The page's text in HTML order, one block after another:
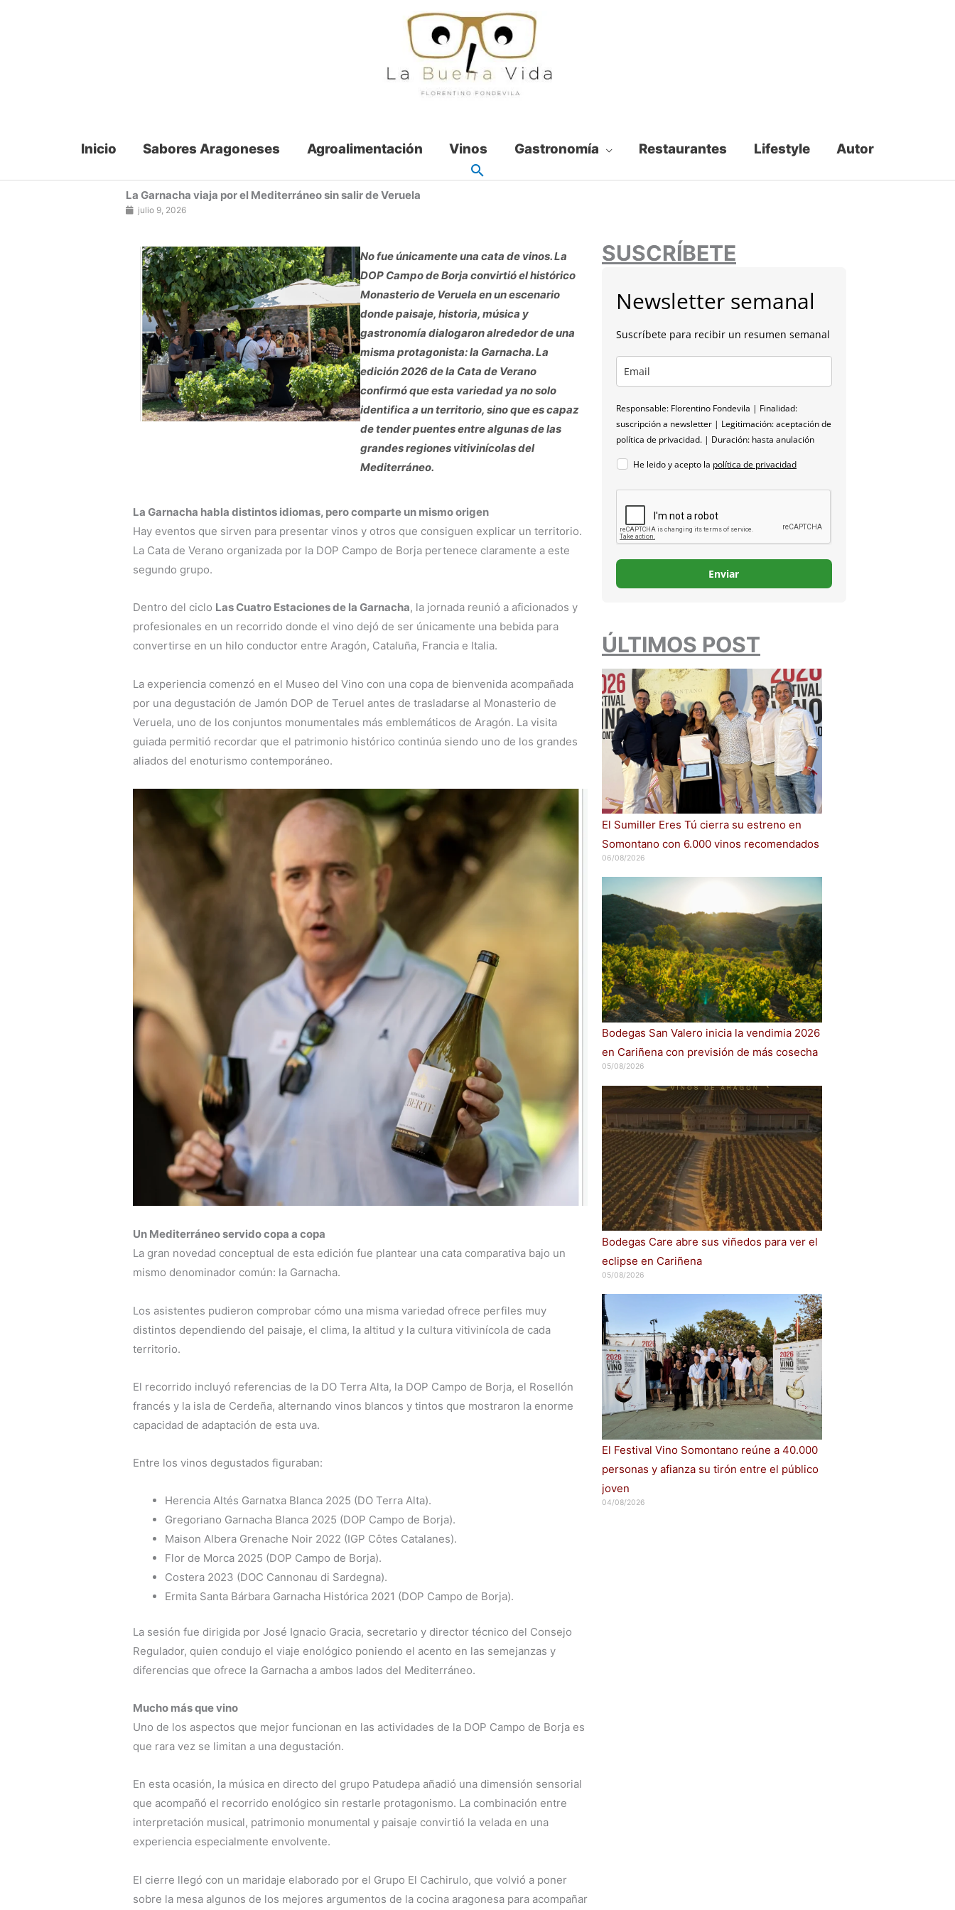
Inicio Sabores Aragoneses Agroalimentación Vinos Gastronomía Restaurantes Lifestyle Autor
La Garnacha viaja por el Mediterráneo sin salir de Veruela
julio 9, 2026
No fue únicamente una cata de vinos. La
DOP Campo de Borja convirtió el histórico
Monasterio de Veruela en un escenario
donde paisaje, historia, música y
gastronomía dialogaron alrededor de una
misma protagonista: la Garnacha. La
edición 2026 de la Cata de Verano
confirmó que esta variedad ya no solo
identifica a un territorio, sino que es capaz
de tender puentes entre algunas de las
grandes regiones vitivinícolas del
Mediterráneo.
La Garnacha habla distintos idiomas, pero comparte un mismo origen
Hay eventos que sirven para presentar vinos y otros que consiguen explicar un territorio.
La Cata de Verano organizada por la DOP Campo de Borja pertenece claramente a este
segundo grupo.
Dentro del ciclo Las Cuatro Estaciones de la Garnacha, la jornada reunió a aficionados y
profesionales en un recorrido donde el vino dejó de ser únicamente una bebida para
convertirse en un hilo conductor entre Aragón, Cataluña, Francia e Italia.
La experiencia comenzó en el Museo del Vino con una copa de bienvenida acompañada
por una degustación de Jamón DOP de Teruel antes de trasladarse al Monasterio de
Veruela, uno de los conjuntos monumentales más emblemáticos de Aragón. La visita
guiada permitió recordar que el patrimonio histórico continúa siendo uno de los grandes
aliados del enoturismo contemporáneo.
Un Mediterráneo servido copa a copa
La gran novedad conceptual de esta edición fue plantear una cata comparativa bajo un
mismo denominador común: la Garnacha.
Los asistentes pudieron comprobar cómo una misma variedad ofrece perfiles muy
distintos dependiendo del paisaje, el clima, la altitud y la cultura vitivinícola de cada
territorio.
El recorrido incluyó referencias de la DO Terra Alta, la DOP Campo de Borja, el Rosellón
francés y la isla de Cerdeña, alternando vinos blancos y tintos que mostraron la enorme
capacidad de adaptación de esta uva.
Entre los vinos degustados figuraban:
Herencia Altés Garnatxa Blanca 2025 (DO Terra Alta).
Gregoriano Garnacha Blanca 2025 (DOP Campo de Borja).
Maison Albera Grenache Noir 2022 (IGP Côtes Catalanes).
Flor de Morca 2025 (DOP Campo de Borja).
Costera 2023 (DOC Cannonau di Sardegna).
Ermita Santa Bárbara Garnacha Histórica 2021 (DOP Campo de Borja).
La sesión fue dirigida por José Ignacio Gracia, secretario y director técnico del Consejo
Regulador, quien condujo el viaje enológico poniendo el acento en las semejanzas y
diferencias que ofrece la Garnacha a ambos lados del Mediterráneo.
Mucho más que vino
Uno de los aspectos que mejor funcionan en las actividades de la DOP Campo de Borja es
que rara vez se limitan a una degustación.
En esta ocasión, la música en directo del grupo Patudepa añadió una dimensión sensorial
que acompañó el recorrido enológico sin restarle protagonismo. La combinación entre
interpretación musical, patrimonio monumental y paisaje convirtió la velada en una
experiencia especialmente envolvente.
El cierre llegó con un maridaje elaborado por el Grupo El Cachirulo, que volvió a poner
sobre la mesa algunos de los mejores argumentos de la cocina aragonesa para acompañar
SUSCRÍBETE
Newsletter semanal
Suscríbete para recibir un resumen semanal
Responsable: Florentino Fondevila | Finalidad:
suscripción a newsletter | Legitimación: aceptación de
política de privacidad. | Duración: hasta anulación
He leido y acepto la política de privacidad
Enviar
ÚLTIMOS POST
El Sumiller Eres Tú cierra su estreno en
Somontano con 6.000 vinos recomendados
06/08/2026
Bodegas San Valero inicia la vendimia 2026
en Cariñena con previsión de más cosecha
05/08/2026
Bodegas Care abre sus viñedos para ver el
eclipse en Cariñena
05/08/2026
El Festival Vino Somontano reúne a 40.000
personas y afianza su tirón entre el público
joven
04/08/2026